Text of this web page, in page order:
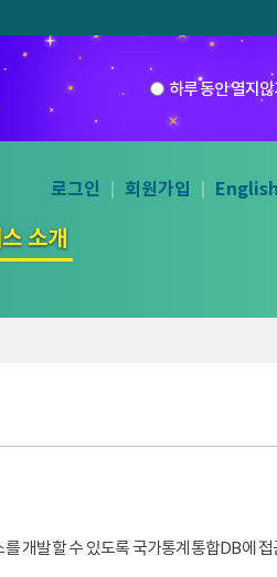
하루 동안 열지않
소개
로그인 회원가입 English
개발할 수 있도록 국가통계통합DB에